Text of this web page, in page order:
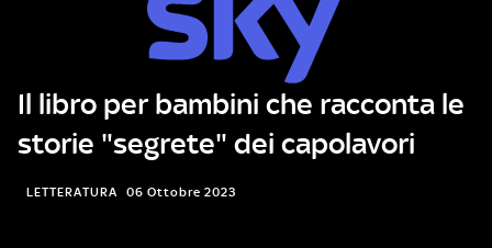
Il libro per bambini che racconta le
storie "segrete" dei capolavori
LETTERATURA 06 Ottobre 2023